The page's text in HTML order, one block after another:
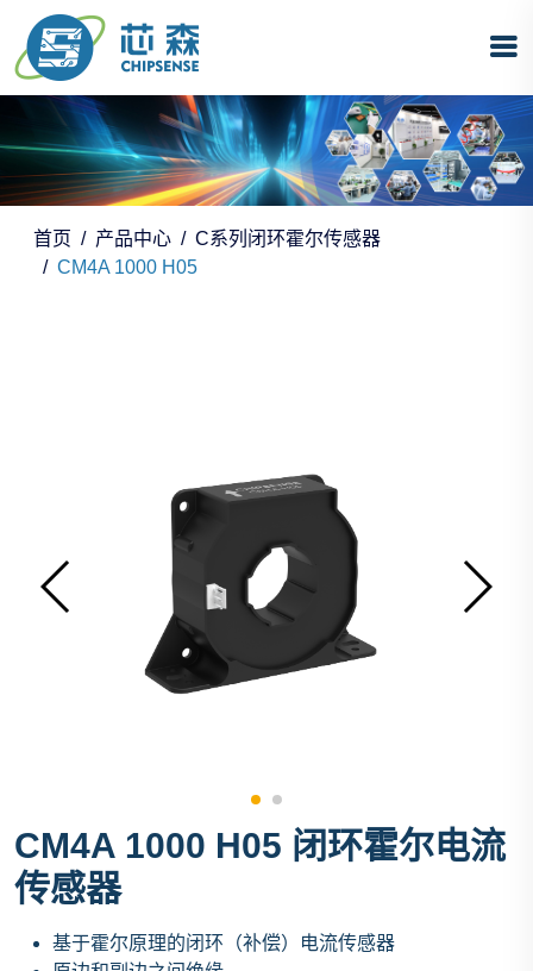
首页 产品中心
C系列闭环霍尔传感器
CM4A 1000 H05
CM4A 1000 H05 闭环霍尔电流
传感器
基于霍尔原理的闭环（补偿）电流传感器